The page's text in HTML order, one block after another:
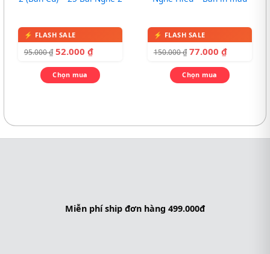
95.000₫ 52.000 ₫
Chọn mua
150.000₫ 77.000 ₫
Chọn mua
Miễn phí ship đơn hàng 499.000đ